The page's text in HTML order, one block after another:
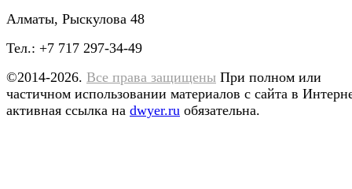
Алматы, Рыскулова 48
Тел.: +7 717 297-34-49
©2014-2026. Все права защищены При полном или
частичном использовании материалов с сайта в
активная ссылка на dwyer.ru обязательна.